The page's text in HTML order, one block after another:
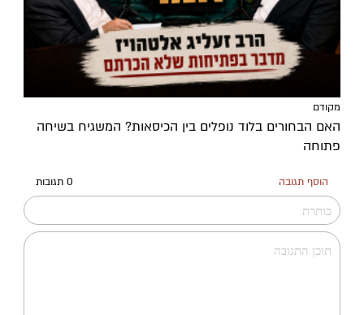
מקודם
האם הבחורים בלוד נופלים בין הכיסאות? המשגיח בשיחה
פתוחה
הוסף תגובה 0 תגובות